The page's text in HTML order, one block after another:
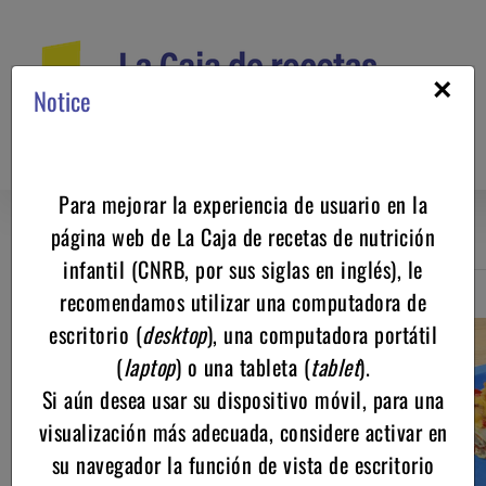
contenido
Regresar
×
Notice
Para mejorar la experiencia de usuario en la
página web de La Caja de recetas de nutrición
infantil (CNRB, por sus siglas en inglés), le
recomendamos utilizar una computadora de
escritorio (desktop), una computadora portátil
(laptop) o una tableta (tablet).
Si aún desea usar su dispositivo móvil, para una
visualización más adecuada, considere activar en
su navegador la función de vista de escritorio